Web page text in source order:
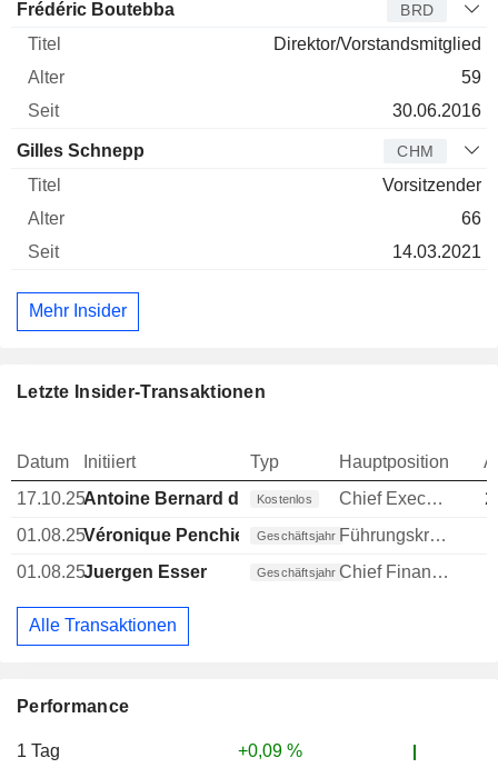
Performance
1 Tag
+0,09 %
Frédéric Boutebba BRD
Direktor/Vorstandsmitglied
59
30.06.2016
Gilles Schnepp CHM
Vorsitzender
66
14.03.2021
Mehr Insider
Letzte Insider-Transaktionen
Datum Initiiert Typ Hauptposition
17.10.25Antoine Bernard de Saint-Affrique
Kostenlos Chief Executive Officer (CEO)
01.08.25Véronique Penchienati-Bosetta
Geschäftsjahr Führungskraft / leitender Angestellter
01.08.25Juergen Esser Geschäftsjahr Chief Financial Officer (CFO)
Alle Transaktionen